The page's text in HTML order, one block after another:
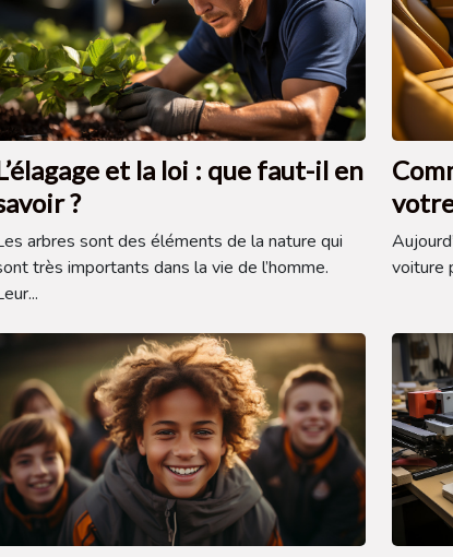
et la loi : que faut-il en
?
arbres sont des éléments de la nature qui
très importants dans la vie de l’homme.
voiture